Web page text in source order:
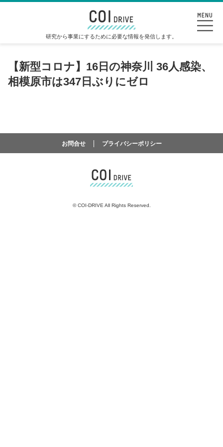
研究から事業にするために必要な情報を発信します。
【新型コロナ】16日の神奈川 36人感染、
相模原市は347日ぶりにゼロ
お問合せ プライバシーポリシー
©COI-DRIVE All Rights Reserved.